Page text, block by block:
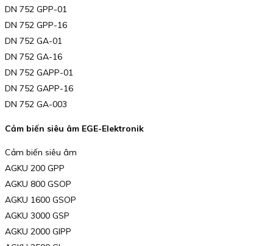
DN 752 GPP-01
DN 752 GPP-16
DN 752 GA-01
DN 752 GA-16
DN 752 GAPP-01
DN 752 GAPP-16
DN 752 GA-003
Cảm biến siêu âm EGE-Elektronik
Cảm biến siêu âm
AGKU 200 GPP
AGKU 800 GSOP
AGKU 1600 GSOP
AGKU 3000 GSP
AGKU 2000 GIPP